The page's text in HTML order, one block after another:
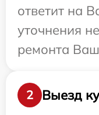
ответит на
уточнения
ремонта
2
Выезд